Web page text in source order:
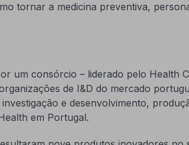
tornar a medicina preventiva,
um consórcio – liderado pelo Health
de I&D do mercado
e desenvolvimento,
em Portugal.